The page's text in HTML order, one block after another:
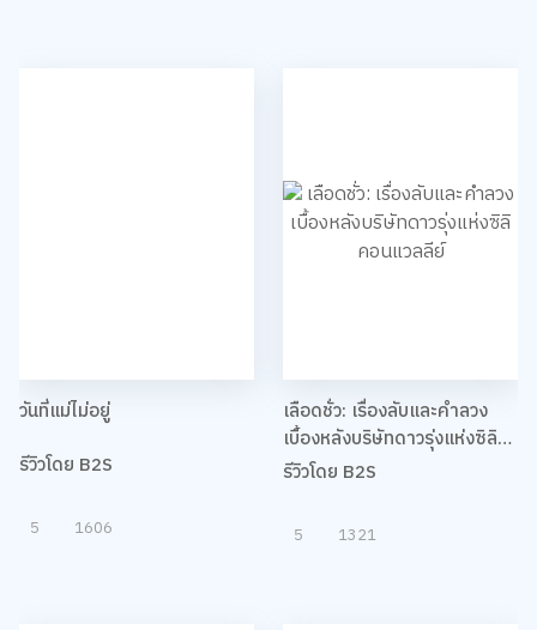
วันที่แม่ไม่อยู่
รีวิวโดย B2S
1606
เลือดชั่ว: เรื่องลับและคำลวง
เบื้องหลังบริษัทดาวรุ่งแห่งซิลิ
คอนแวลลีย์
รีวิวโดย B2S
5 1321